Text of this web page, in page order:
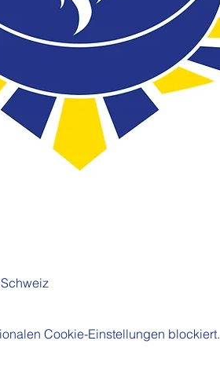
Cookie-Einstellungen blockiert.